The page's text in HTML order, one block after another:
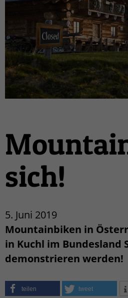
sich!
5. Juni 2019
Mountainbiken in
in Kuchl im Bundesland
demonstrieren werden!
teilen tweet